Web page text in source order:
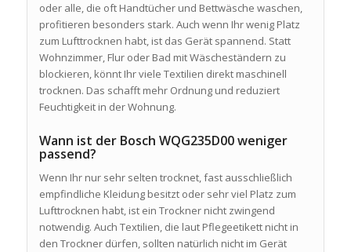
oder alle, die oft Handtücher und Bettwäsche waschen,
profitieren besonders stark. Auch wenn Ihr wenig Platz
zum Lufttrocknen habt, ist das Gerät spannend. Statt
Wohnzimmer, Flur oder Bad mit Wäscheständern zu
blockieren, könnt Ihr viele Textilien direkt maschinell
trocknen. Das schafft mehr Ordnung und reduziert
Feuchtigkeit in der Wohnung.
Wann ist der Bosch WQG235D00 weniger
passend?
Wenn Ihr nur sehr selten trocknet, fast ausschließlich
empfindliche Kleidung besitzt oder sehr viel Platz zum
Lufttrocknen habt, ist ein Trockner nicht zwingend
notwendig. Auch Textilien, die laut Pflegeetikett nicht in
den Trockner dürfen, sollten natürlich nicht im Gerät